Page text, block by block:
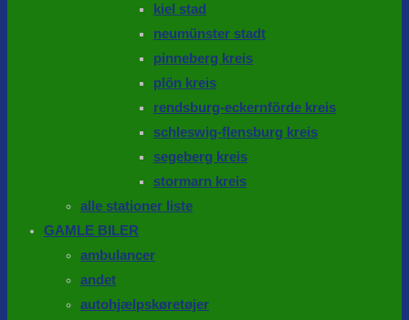
kiel stad
neumünster stadt
pinneberg kreis
plön kreis
rendsburg-eckernförde kreis
schleswig-flensburg kreis
segeberg kreis
stormarn kreis
alle stationer liste
GAMLE BILER
ambulancer
andet
autohjælpskøretøjer